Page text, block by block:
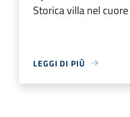
Storica villa nel
LEGGI DI PIÙ